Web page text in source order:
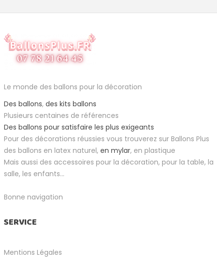
Le monde des ballons pour la décoration
Des ballons, des kits ballons
Plusieurs centaines de références
Des ballons pour satisfaire les plus exigeants
Pour des décorations réussies vous trouverez sur Ballons Plus
des ballons en latex naturel, en mylar, en plastique
Mais aussi des accessoires pour la décoration, pour la table, la
salle, les enfants...
Bonne navigation
SERVICE
Mentions Légales